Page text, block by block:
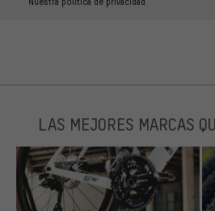
LAS MEJORES MARCAS